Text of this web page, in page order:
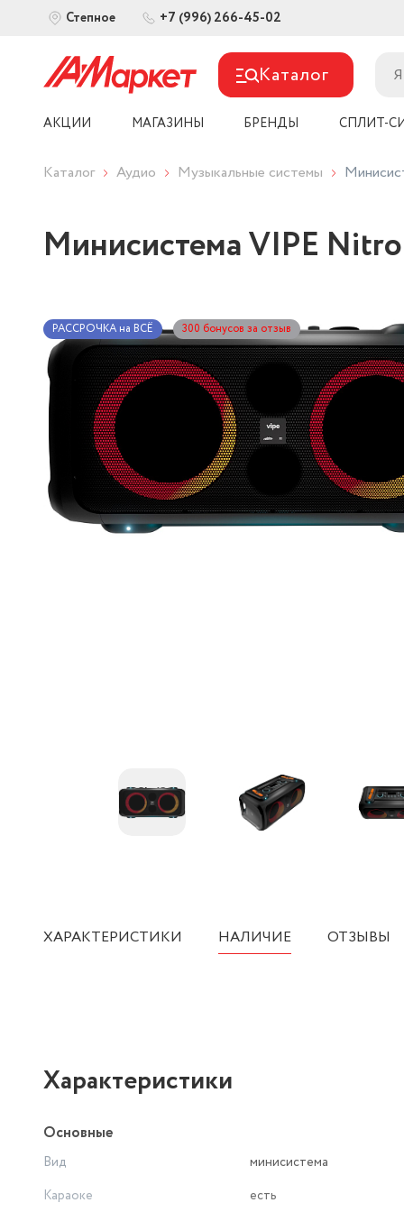
Степное +7 (996) 266-45-02
Каталог
АКЦИИ МАГАЗИНЫ БРЕНДЫ СПЛИТ-
Каталог Аудио Музыкальные системы
Минисистема VIPE
РАССРОЧКА на ВСЁ 300 бонусов за отзыв
ХАРАКТЕРИСТИКИ НАЛИЧИЕ ОТЗЫВЫ
Характеристики
Основные
Вид
минисистема
Караоке
есть